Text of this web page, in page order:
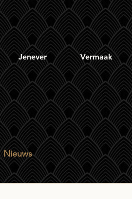
Jenever Vermaak
Nieuws